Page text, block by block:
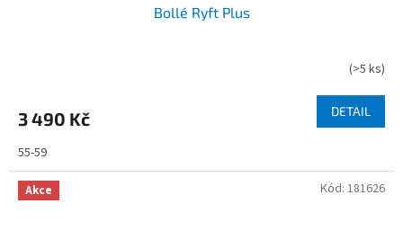
Bollé Ryft Plus
(>5 ks)
3 490 Kč DETAIL
55-59
Akce Kód: 181626